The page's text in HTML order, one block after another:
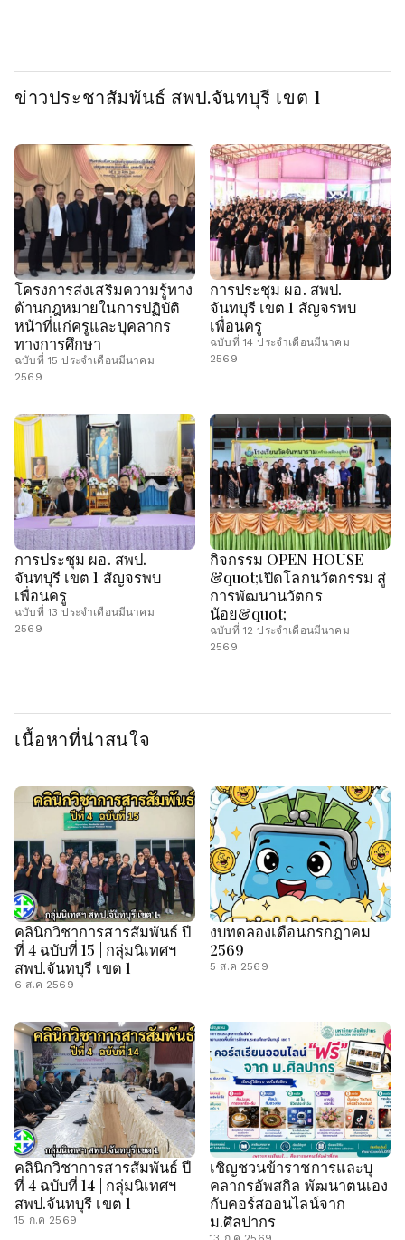
ข่าวประชาสัมพันธ์ สพป.จันทบุรี เขต 1
โครงการส่งเสริมความรู้ทาง
ด้านกฎหมายในการปฏิบัติ
หน้าที่แก่ครูและบุคลากร
ทางการศึกษา
ฉบับที่ 15 ประจำเดือนมีนาคม
2569
การประชุม ผอ. สพป.
จันทบุรี เขต 1 สัญจรพบ
เพื่อนครู
ฉบับที่ 14 ประจำเดือนมีนาคม
2569
การประชุม ผอ. สพป.
จันทบุรี เขต 1 สัญจรพบ
เพื่อนครู
ฉบับที่ 13 ประจำเดือนมีนาคม
2569
กิจกรรม OPEN HOUSE
&quot;เปิดโลกนวัตกรรม สู่
การพัฒนานวัตกร
น้อย&quot;
ฉบับที่ 12 ประจำเดือนมีนาคม
2569
เนื้อหาที่น่าสนใจ
คลินิกวิชาการสารสัมพันธ์ ปี
ที่ 4 ฉบับที่ 15 | กลุ่มนิเทศฯ
สพป.จันทบุรี เขต 1
6 ส.ค 2569
งบทดลองเดือนกรกฎาคม
2569
5 ส.ค 2569
คลินิกวิชาการสารสัมพันธ์ ปี
ที่ 4 ฉบับที่ 14 | กลุ่มนิเทศฯ
สพป.จันทบุรี เขต 1
15 ก.ค 2569
เชิญชวนข้าราชการและบุ
คลากรอัพสกิล พัฒนาตนเอง
กับคอร์สออนไลน์จาก
ม.ศิลปากร